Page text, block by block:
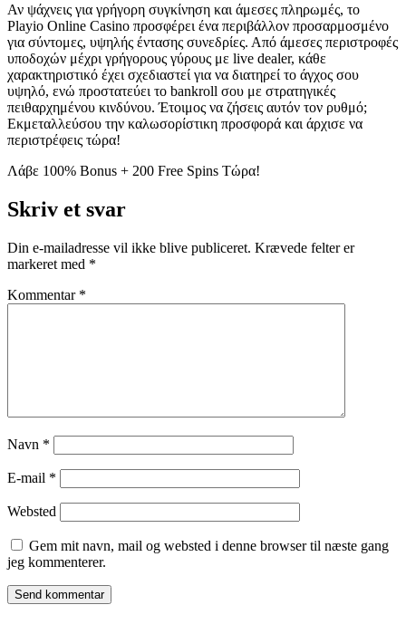
Αν ψάχνεις για γρήγορη συγκίνηση και άμεσες πληρωμές, το
Playio Online Casino προσφέρει ένα περιβάλλον προσαρμοσμένο
για σύντομες, υψηλής έντασης συνεδρίες. Από άμεσες περιστροφές
υποδοχών μέχρι γρήγορους γύρους με live dealer, κάθε
χαρακτηριστικό έχει σχεδιαστεί για να διατηρεί το άγχος σου
υψηλό, ενώ προστατεύει το bankroll σου με στρατηγικές
πειθαρχημένου κινδύνου. Έτοιμος να ζήσεις αυτόν τον ρυθμό;
Εκμεταλλεύσου την καλωσορίστικη προσφορά και άρχισε να
περιστρέφεις τώρα!
Λάβε 100% Bonus + 200 Free Spins Τώρα!
Skriv et svar
Din e-mailadresse vil ikke blive publiceret. Krævede felter er
markeret med *
Kommentar *
Navn *
E-mail *
Websted
Gem mit navn, mail og websted i denne browser til næste gang
jeg kommenterer.